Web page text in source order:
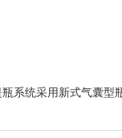
系统采用新式气囊型